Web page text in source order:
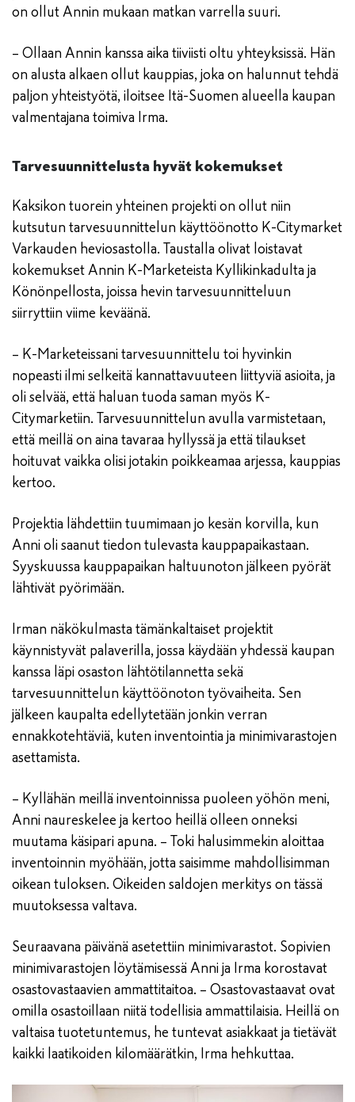
on ollut Annin mukaan matkan varrella suuri.
– Ollaan Annin kanssa aika tiiviisti oltu yhteyksissä. Hän
on alusta alkaen ollut kauppias, joka on halunnut tehdä
paljon yhteistyötä, iloitsee Itä-Suomen alueella kaupan
valmentajana toimiva Irma.
Tarvesuunnittelusta hyvät kokemukset
Kaksikon tuorein yhteinen projekti on ollut niin
kutsutun tarvesuunnittelun käyttöönotto K-Citymarket
Varkauden heviosastolla. Taustalla olivat loistavat
kokemukset Annin K-Marketeista Kyllikinkadulta ja
Könönpellosta, joissa hevin tarvesuunnitteluun
siirryttiin viime keväänä.
– K-Marketeissani tarvesuunnittelu toi hyvinkin
nopeasti ilmi selkeitä kannattavuuteen liittyviä asioita, ja
oli selvää, että haluan tuoda saman myös K-
Citymarketiin. Tarvesuunnittelun avulla varmistetaan,
että meillä on aina tavaraa hyllyssä ja että tilaukset
hoituvat vaikka olisi jotakin poikkeamaa arjessa, kauppias
kertoo.
Projektia lähdettiin tuumimaan jo kesän korvilla, kun
Anni oli saanut tiedon tulevasta kauppapaikastaan.
Syyskuussa kauppapaikan haltuunoton jälkeen pyörät
lähtivät pyörimään.
Irman näkökulmasta tämänkaltaiset projektit
käynnistyvät palaverilla, jossa käydään yhdessä kaupan
kanssa läpi osaston lähtötilannetta sekä
tarvesuunnittelun käyttöönoton työvaiheita. Sen
jälkeen kaupalta edellytetään jonkin verran
ennakkotehtäviä, kuten inventointia ja minimivarastojen
asettamista.
– Kyllähän meillä inventoinnissa puoleen yöhön meni,
Anni naureskelee ja kertoo heillä olleen onneksi
muutama käsipari apuna. – Toki halusimmekin aloittaa
inventoinnin myöhään, jotta saisimme mahdollisimman
oikean tuloksen. Oikeiden saldojen merkitys on tässä
muutoksessa valtava.
Seuraavana päivänä asetettiin minimivarastot. Sopivien
minimivarastojen löytämisessä Anni ja Irma korostavat
osastovastaavien ammattitaitoa. – Osastovastaavat ovat
omilla osastoillaan niitä todellisia ammattilaisia. Heillä on
valtaisa tuotetuntemus, he tuntevat asiakkaat ja tietävät
kaikki laatikoiden kilomäärätkin, Irma hehkuttaa.